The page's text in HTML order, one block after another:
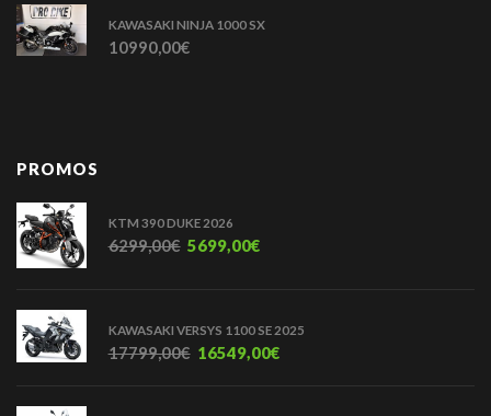
KAWASAKI NINJA 1000 SX
10990,00€
PROMOS
KTM 390 DUKE 2026
6299,00€ 5699,00€
KAWASAKI VERSYS 1100 SE 2025
17799,00€ 16549,00€